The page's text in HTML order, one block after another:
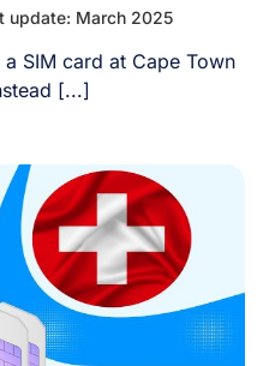
update: March 2025
SIM card at Cape Town
[...]